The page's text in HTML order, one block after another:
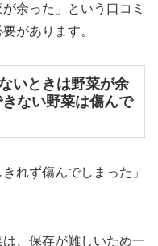
余った」という口コミ
があります。
いときは野菜が余
ない野菜は傷んで
れず傷んでしまった」
、保存が難しいため一